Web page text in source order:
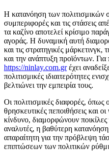
Η κατανόηση των πολιτισμικών
συμπεριφορές και τις στάσεις
τα καζίνο αποτελεί κρίσιμο
αγοράς. Η δυναμική αυτή
και τις στρατηγικές
και την ανάπτυξη προϊόντων.
https://ninlay.com.grέχει
πολιτισμικές ιδιαιτερότητες
βελτιώνει την εμπειρία τους.
Οι πολιτισμικές διαφορές, όπως
θρησκευτικές πεποιθήσεις και
κίνδυνο, διαμορφώνουν
αναλυτές, η βαθύτερη
απαραίτητη για την πρόβλεψη
επιπτώσεων των πολιτικών